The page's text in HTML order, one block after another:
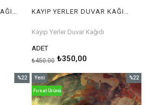
KAYIP YERLER DUVAR KAĞIDI KAYIP YERLER DUVAR KAĞIDI
Kayıp Yerler Duvar Kağıdı
ADET
₺350,00
₺450,00
%22
%22İndirim
%22
İndirim
Yeni
Ürün
Fırsat Ürünü